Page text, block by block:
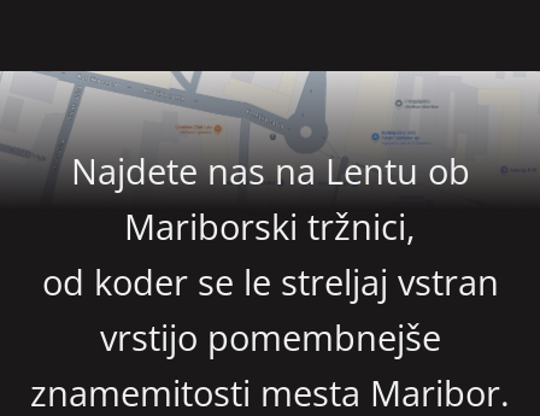
Najdete nas na Lentu ob
Mariborski tržnici,
od koder se le streljaj vstran
vrstijo pomembnejše
znamemitosti mesta Maribor.